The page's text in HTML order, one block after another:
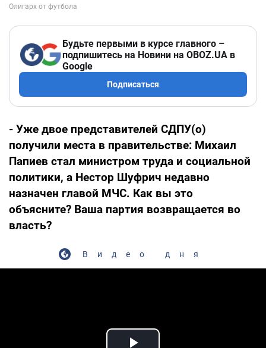
Будьте первыми в курсе главного –
подпишитесь на Новини на OBOZ.UA в
Google
Подписаться
- Уже двое представителей СДПУ(о)
получили места в правительстве: Михаил
Папиев стал министром труда и социальной
политики, а Нестор Шуфрич недавно
назначен главой МЧС. Как вы это
объясните? Ваша партия возвращается во
власть?
Видео дня